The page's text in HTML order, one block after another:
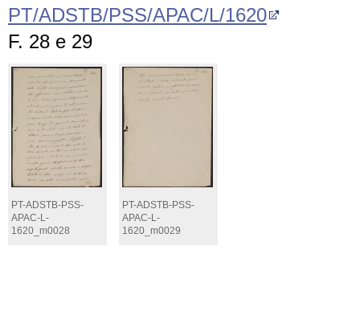
PT/ADSTB/PSS/APAC/L/1620
F. 28 e 29
PT-ADSTB-PSS-
APAC-L-
1620_m0028
PT-ADSTB-PSS-
APAC-L-
1620_m0029